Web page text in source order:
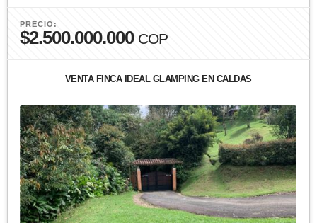
PRECIO:
$2.500.000.000 COP
VENTA FINCA IDEAL GLAMPING EN CALDAS